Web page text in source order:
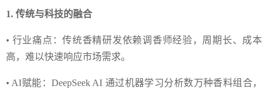
1. 传统与科技的融合
• 行业痛点：传统香精研发依赖调香师经验，周期长、成本
高，难以快速响应市场需求。
• AI赋能：DeepSeek AI 通过机器学习分析数万种香料组合，